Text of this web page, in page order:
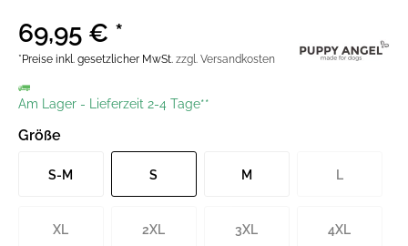
69,95 € *
*Preise inkl. gesetzlicher MwSt. zzgl. Versandkosten
Am Lager - Lieferzeit 2-4 Tage**
Größe
S-M S M L
XL 2XL 3XL 4XL